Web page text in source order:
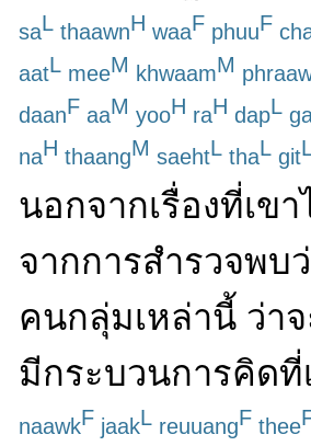
saL thaawnH waaF phuuF
aatL meeM khwaamM
daanF aaM yooH raH dapL
naH thaangM saehtL thaL git
นอกจากเรื่องที่เขา
จากการสำรวจพบ
คนกลุ่มเหล่านี้ ว่า
มีกระบวนการคิดที่
naawkF jaakL reuuangF thee